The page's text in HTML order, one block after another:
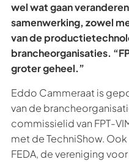
wel wat gaan
samenwerking, zowel
van de
brancheorganisaties.
groter geheel.”
Eddo Cammeraat is
van de
commissielid van FPT-
met de TechniShow.
FEDA, de vereniging